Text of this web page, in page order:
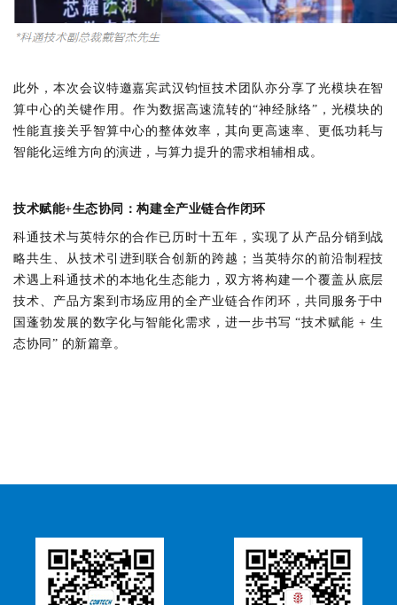
此外，本次会议特邀嘉宾武汉钧恒技术团队亦分享了光模块在智
算中心的关键作用。作为数据高速流转的“神经脉络” ，光模块的
性能直接关乎智算中心的整体效率，其向更高速率、更低功耗与
智能化运维方向的演进，与算力提升的需求相辅相成。
技术赋能+生态协同：构建全产业链合作闭环
科通技术与英特尔的合作已历时十五年，实现了从产品分销到战
略共生、从技术引进到联合创新的跨越；当英特尔的前沿制程技
术遇上科通技术的本地化生态能力，双方将构建一个覆盖从底层
技术、产品方案到市场应用的全产业链合作闭环，共同服务于中
国蓬勃发展的数字化与智能化需求，进一步书写 “技术赋能 + 生
态协同” 的新篇章。